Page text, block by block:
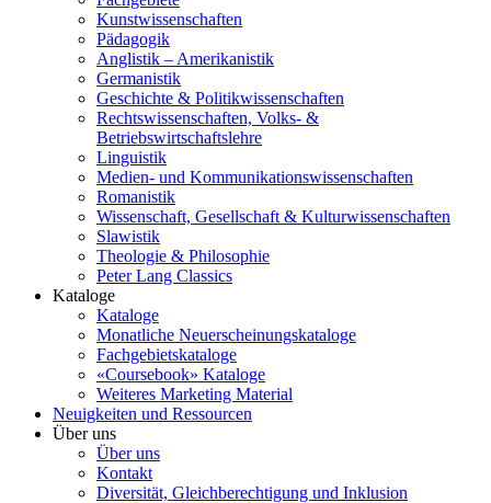
Kunstwissenschaften
Pädagogik
Anglistik – Amerikanistik
Germanistik
Geschichte & Politikwissenschaften
Rechtswissenschaften, Volks- &
Betriebswirtschaftslehre
Linguistik
Medien- und Kommunikationswissenschaften
Romanistik
Wissenschaft, Gesellschaft & Kulturwissenschaften
Slawistik
Theologie & Philosophie
Peter Lang Classics
Kataloge
Kataloge
Monatliche Neuerscheinungskataloge
Fachgebietskataloge
«Coursebook» Kataloge
Weiteres Marketing Material
Neuigkeiten und Ressourcen
Über uns
Über uns
Kontakt
Diversität, Gleichberechtigung und Inklusion